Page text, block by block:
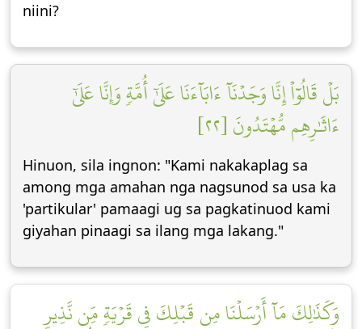
niini?
بَلۡ قَالُوٓاْ إِنَّا وَجَدۡنَآ ءَابَآءَنَا عَلَىٰٓ أُمَّةٖ وَإِنَّا عَلَىٰٓ
ءَاثَٰرِهِم مُّهۡتَدُونَ [٢٢]
Hinuon, sila ingnon: "Kami nakakaplag sa
among mga amahan nga nagsunod sa usa ka
'partikular' pamaagi ug sa pagkatinuod kami
giyahan pinaagi sa ilang mga lakang."
وَكَذَٰلِكَ مَآ أَرۡسَلۡنَا مِن قَبۡلِكَ فِي قَرۡيَةٖ مِّن نَّذِيرٍ